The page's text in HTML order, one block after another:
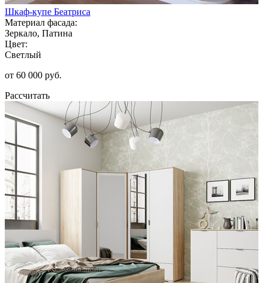
Шкаф-купе Беатриса
Материал фасада:
Зеркало, Патина
Цвет:
Светлый
от 60 000 руб.
Рассчитать